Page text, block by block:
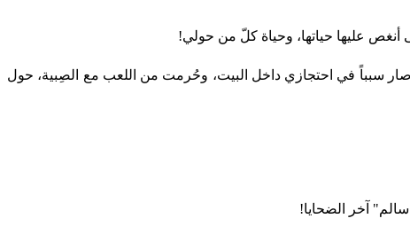
عليها حياتها، وحياة كلّ من حولي!
سبباً في احتجازي داخل البيت، وحُرمت من اللعب مع الصِبية، حول
آخر الضحايا!